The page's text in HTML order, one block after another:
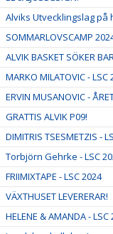
Alviks Utvecklingslag på
SOMMARLOVSCAMP
ALVIK BASKET SÖKER
MARKO MILATOVIC - LSC
ERVIN MUSANOVIC -
GRATTIS ALVIK P09!
DIMITRIS TSESMETZIS -
Torbjörn Gehrke - LSC
FRIIMIXTAPE - LSC 2024
VÄXTHUSET LEVERERAR!
HELENE & AMANDA - LSC